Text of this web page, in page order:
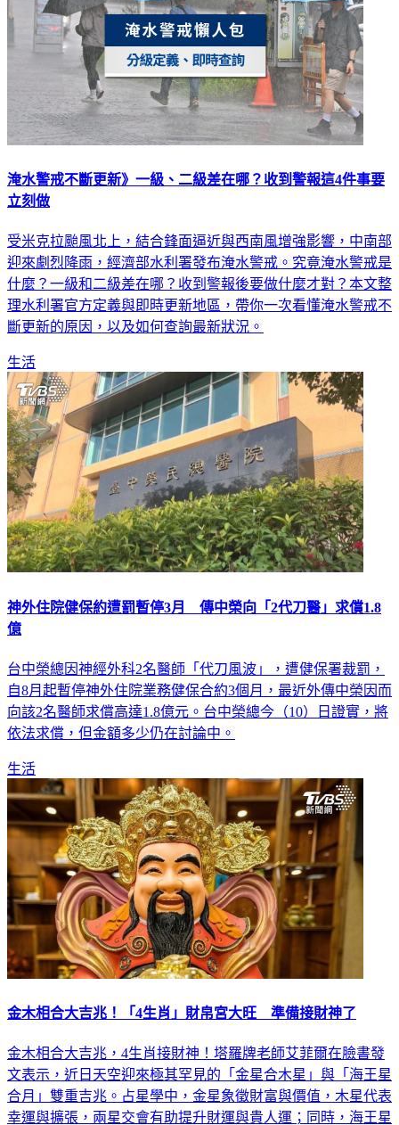
淹水警戒不斷更新》一級、二級差在哪？收到警報這4件事要
立刻做
受米克拉颱風北上，結合鋒面逼近與西南風增強影響，中南部
迎來劇烈降雨，經濟部水利署發布淹水警戒。究竟淹水警戒是
什麼？一級和二級差在哪？收到警報後要做什麼才對？本文整
理水利署官方定義與即時更新地區，帶你一次看懂淹水警戒不
斷更新的原因，以及如何查詢最新狀況。
生活
神外住院健保約遭罰暫停3月 傳中榮向「2代刀醫」求償1.8
億
台中榮總因神經外科2名醫師「代刀風波」，遭健保署裁罰，
自8月起暫停神外住院業務健保合約3個月，最近外傳中榮因而
向該2名醫師求償高達1.8億元。台中榮總今（10）日證實，將
依法求償，但金額多少仍在討論中。
生活
金木相合大吉兆！「4生肖」財帛宮大旺 準備接財神了
金木相合大吉兆，4生肖接財神！塔羅牌老師艾菲爾在臉書發
文表示，近日天空迎來極其罕見的「金星合木星」與「海王星
合月」雙重吉兆。占星學中，金星象徵財富與價值，木星代表
幸運與擴張，兩星交會有助提升財運與貴人運；同時，海王星